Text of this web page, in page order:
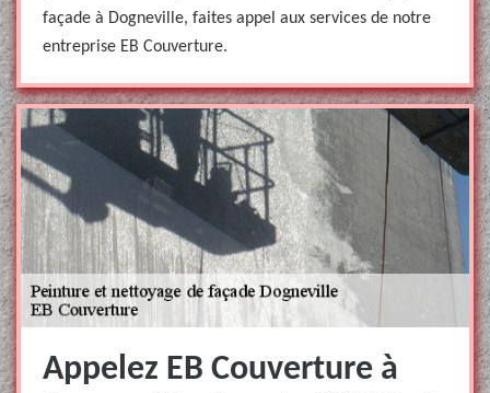
façade à Dogneville, faites appel aux services de notre
entreprise EB Couverture.
Appelez EB Couverture à